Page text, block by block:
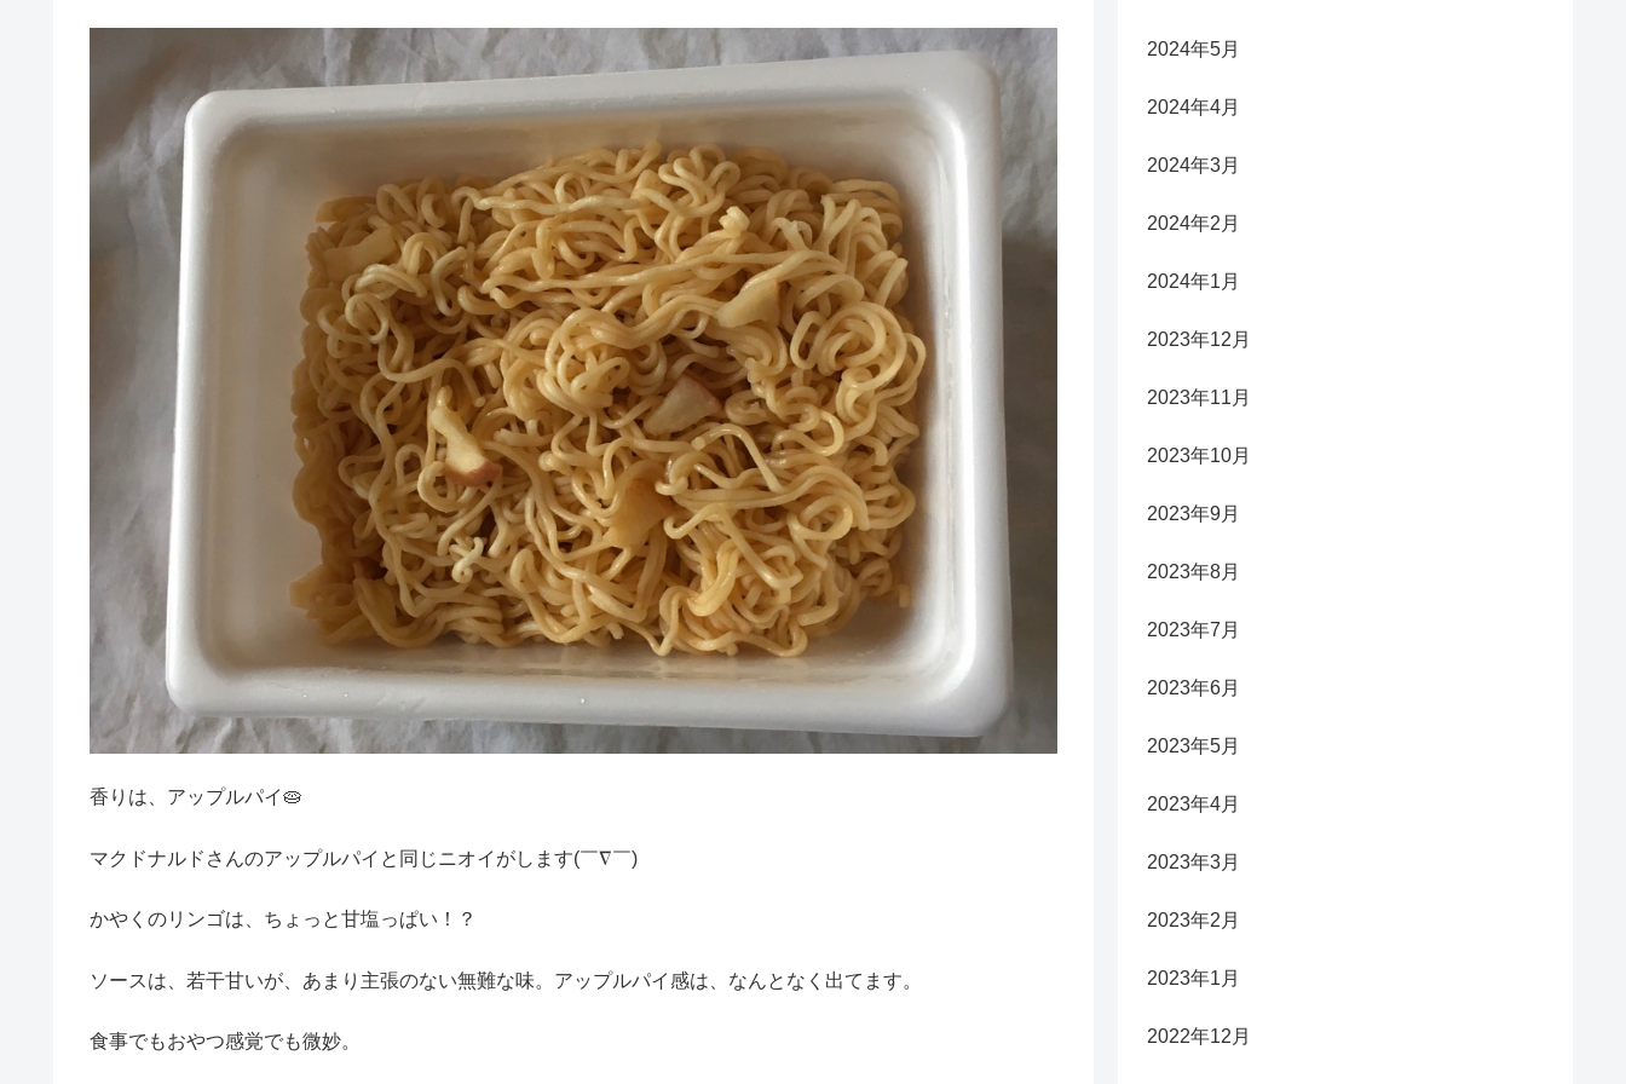
香りは、アップルパイ🥧
マクドナルドさんのアップルパイと同じニオイがします(￣∇￣)
かやくのリンゴは、ちょっと甘塩っぱい！？
ソースは、若干甘いが、あまり主張のない無難な味。アップルパイ感は、なんとなく出てます。
食事でもおやつ感覚でも微妙。
2024年5月
2024年4月
2024年3月
2024年2月
2024年1月
2023年12月
2023年11月
2023年10月
2023年9月
2023年8月
2023年7月
2023年6月
2023年5月
2023年4月
2023年3月
2023年2月
2023年1月
2022年12月